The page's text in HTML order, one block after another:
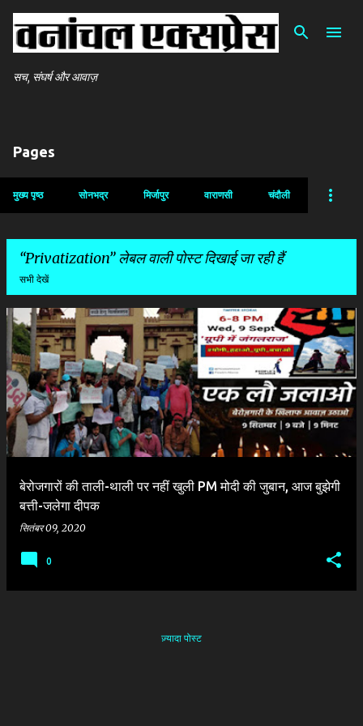
सीधे मुख्य सामग्री पर जाएं
सच, संघर्ष और आवाज़
Pages
मुख्य पृष्ठ सोनभद्र मिर्जापुर वाराणसी चंदौली
Privatization लेबल वाली पोस्ट दिखाई जा रही हैं
सभी देखें
सं
दे
श
बेरोजगारों की ताली-थाली पर नहीं खुली PM मोदी की जुबान, आज बुझेगी
बत्ती-जलेगा दीपक
सितंबर 09, 2020
0
ज़्यादा पोस्ट